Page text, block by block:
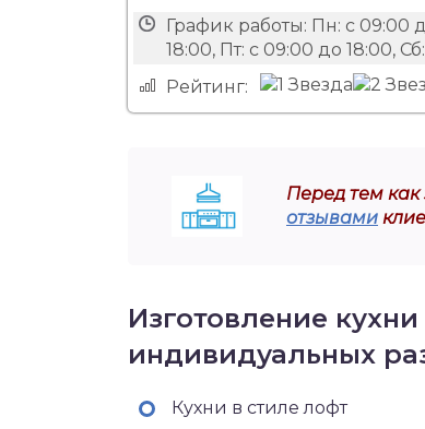
График работы: Пн: с 09:00
18:00, Пт: с 09:00 до 18:00,
Рейтинг:
Перед тем как
отзывами
Изготовление
индивидуальных
Кухни в стиле лофт